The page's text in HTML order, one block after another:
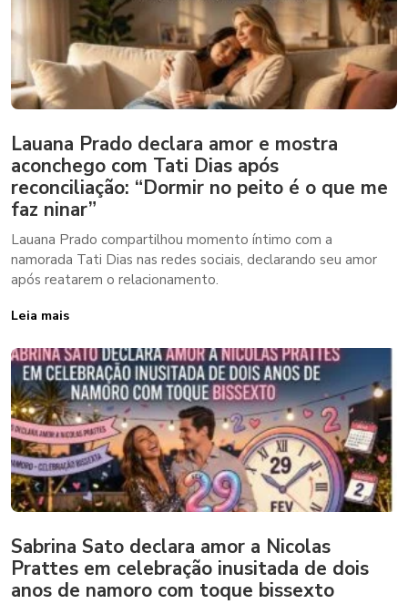
Lauana Prado declara amor e mostra
aconchego com Tati Dias após
reconciliação: “Dormir no peito é o que me
faz ninar”
Lauana Prado compartilhou momento íntimo com a
namorada Tati Dias nas redes sociais, declarando seu amor
após reatarem o relacionamento.
Leia mais
Sabrina Sato declara amor a Nicolas
Prattes em celebração inusitada de dois
anos de namoro com toque bissexto